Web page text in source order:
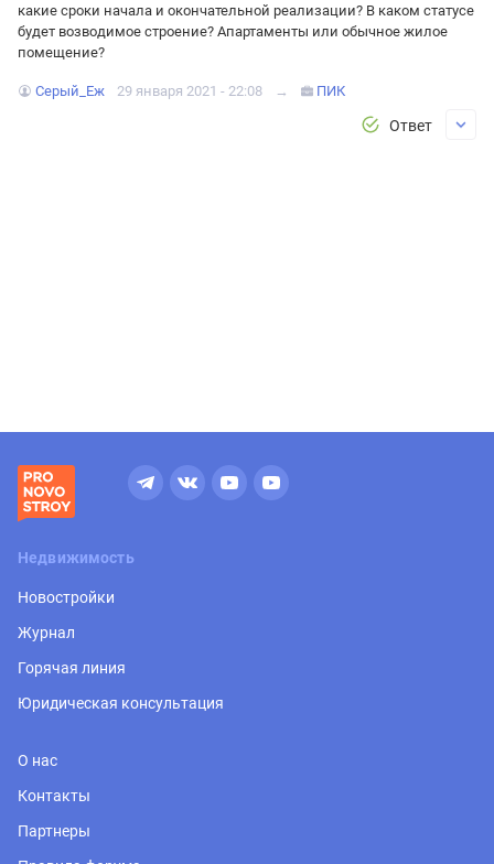
какие сроки начала и окончательной реализации? В каком статусе
будет возводимое строение? Апартаменты или обычное жилое
помещение?
Серый_Еж 29 января 2021 - 22:08 → ПИК
Ответ
Недвижимость
Новостройки
Журнал
Горячая линия
Юридическая консультация
О нас
Контакты
Партнеры